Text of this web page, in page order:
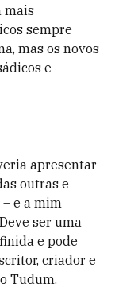
mais
sempre
mas os novos
e
apresentar
outras e
e a mim
ser uma
e pode
criador e
Tudum.